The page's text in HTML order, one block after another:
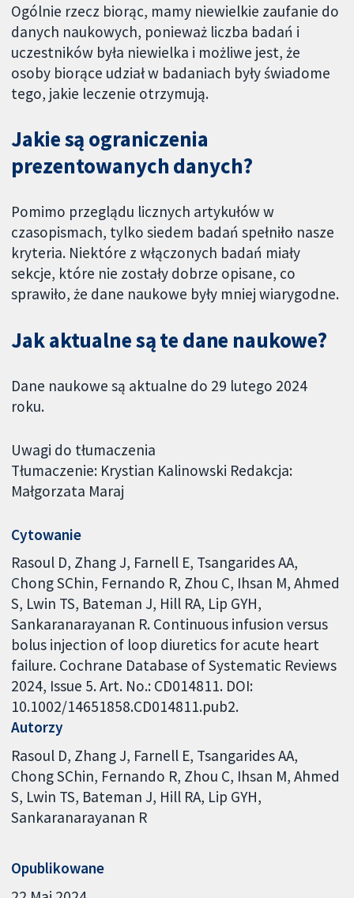
Ogólnie rzecz biorąc, mamy niewielkie zaufanie do
danych naukowych, ponieważ liczba badań i
uczestników była niewielka i możliwe jest, że
osoby biorące udział w badaniach były świadome
tego, jakie leczenie otrzymują.
Jakie są ograniczenia
prezentowanych danych?
Pomimo przeglądu licznych artykułów w
czasopismach, tylko siedem badań spełniło nasze
kryteria. Niektóre z włączonych badań miały
sekcje, które nie zostały dobrze opisane, co
sprawiło, że dane naukowe były mniej wiarygodne.
Jak aktualne są te dane naukowe?
Dane naukowe są aktualne do 29 lutego 2024
roku.
Uwagi do tłumaczenia
Tłumaczenie: Krystian Kalinowski Redakcja:
Małgorzata Maraj
Cytowanie
Rasoul D, Zhang J, Farnell E, Tsangarides AA,
Chong SChin, Fernando R, Zhou C, Ihsan M, Ahmed
S, Lwin TS, Bateman J, Hill RA, Lip GYH,
Sankaranarayanan R. Continuous infusion versus
bolus injection of loop diuretics for acute heart
failure. Cochrane Database of Systematic Reviews
2024, Issue 5. Art. No.: CD014811. DOI:
10.1002/14651858.CD014811.pub2.
Autorzy
Rasoul D Zhang J Farnell E Tsangarides AA
Chong SChin Fernando R Zhou C Ihsan M Ahmed
S Lwin TS Bateman J Hill RA Lip GYH
Sankaranarayanan R
Opublikowane